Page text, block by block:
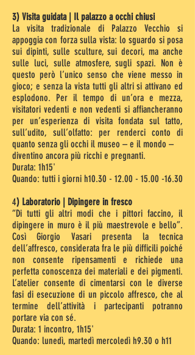
3) Visita guidata | Il palazzo a occhi chiusi
La visita tradizionale di Palazzo Vecchio si
appoggia con forza sulla vista: lo sguardo si posa
sui dipinti, sulle sculture, sui decori, ma anche
sulle luci, sulle atmosfere, sugli spazi. Non è
questo però l’unico senso che viene messo in
gioco; e senza la vista tutti gli altri si attivano ed
esplodono. Per il tempo di un’ora e mezza,
visitatori vedenti e non vedenti si affiancheranno
per un’esperienza di visita fondata sul tatto,
sull’udito, sull’olfatto: per renderci conto di
quanto senza gli occhi il museo – e il mondo –
diventino ancora più ricchi e pregnanti.
Durata: 1h15'
Quando: tutti i giorni h10.30 - 12.00 - 15.00 -16.30
4) Laboratorio | Dipingere in fresco
“Di tutti gli altri modi che i pittori faccino, il
dipingere in muro è il più maestrevole e bello”.
Così Giorgio Vasari presenta la tecnica
dell’affresco, considerata fra le più difficili poiché
non consente ripensamenti e richiede una
perfetta conoscenza dei materiali e dei pigmenti.
L’atelier consente di cimentarsi con le diverse
fasi di esecuzione di un piccolo affresco, che al
termine dell’attività i partecipanti potranno
portare via con sé.
Durata: 1 incontro, 1h15'
Quando: lunedì, martedì mercoledì h9.30 o h11